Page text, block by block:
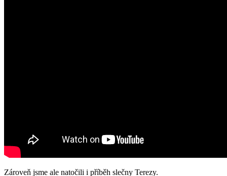
Zároveň jsme ale natočili i příběh slečny Terezy.